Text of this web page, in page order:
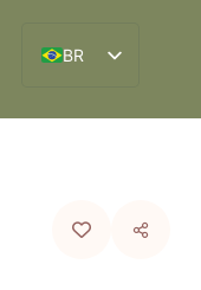
BR